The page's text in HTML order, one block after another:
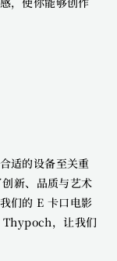
适的设备至关重
新、品质与艺术
们的 E 卡口电影
Thypoch，让我们